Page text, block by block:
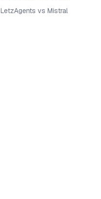
LetzAgents vs Mistral